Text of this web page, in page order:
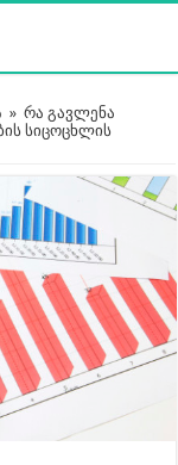
» რა გავლენა
სიცოცხლის